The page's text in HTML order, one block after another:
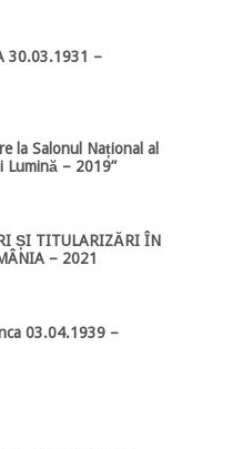
30.03.1931 –
la Salonul Național al
Lumină – 2019”
ȘI TITULARIZĂRI ÎN
– 2021
03.04.1939 –